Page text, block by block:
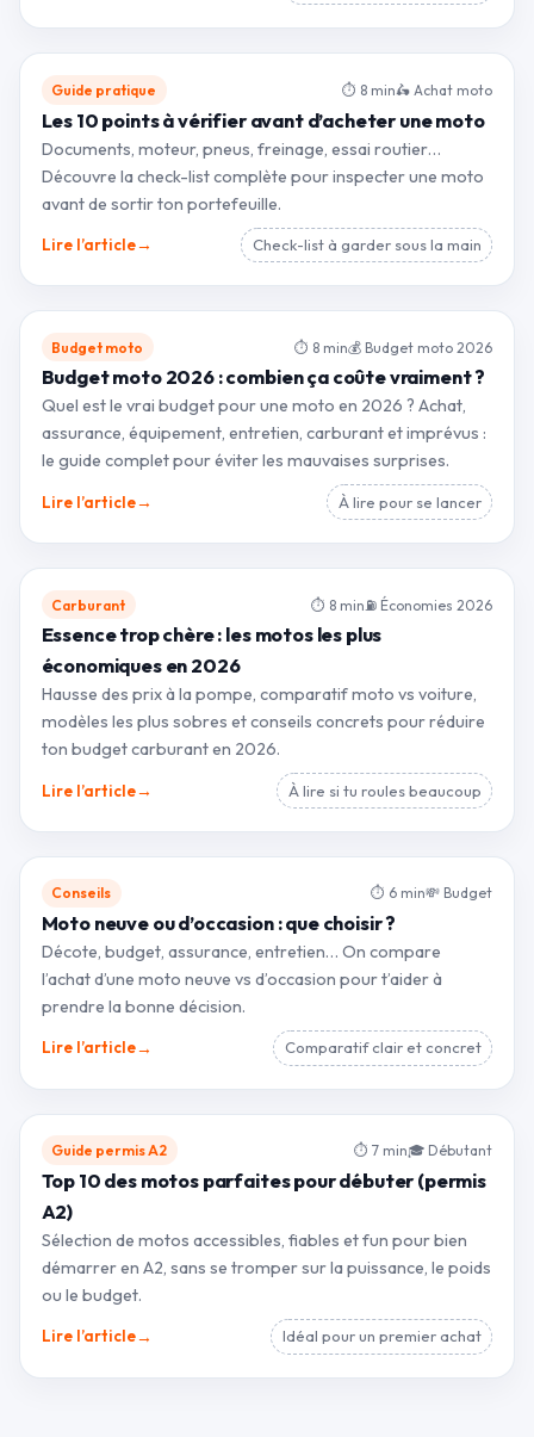
Guide pratique ⏱ 8 min🛵 Achat moto
Les 10 points à vérifier avant d’acheter une moto
Documents, moteur, pneus, freinage, essai routier…
Découvre la check-list complète pour inspecter une moto
avant de sortir ton portefeuille.
Lire l’article→ Check-list à garder sous la main
Budget moto ⏱ 8 min💰 Budget moto 2026
Budget moto 2026 : combien ça coûte vraiment ?
Quel est le vrai budget pour une moto en 2026 ? Achat,
assurance, équipement, entretien, carburant et imprévus :
le guide complet pour éviter les mauvaises surprises.
Lire l’article→ À lire pour se lancer
Carburant ⏱ 8 min ⛽ Économies 2026
Essence trop chère : les motos les plus
économiques en 2026
Hausse des prix à la pompe, comparatif moto vs voiture,
modèles les plus sobres et conseils concrets pour réduire
ton budget carburant en 2026.
Lire l’article→ À lire si tu roules beaucoup
Conseils ⏱ 6 min💸 Budget
Moto neuve ou d’occasion : que choisir ?
Décote, budget, assurance, entretien… On compare
l’achat d’une moto neuve vs d’occasion pour t’aider à
prendre la bonne décision.
Lire l’article→ Comparatif clair et concret
Guide permis A2 ⏱ 7 min🎓 Débutant
Top 10 des motos parfaites pour débuter (permis
A2)
Sélection de motos accessibles, fiables et fun pour bien
démarrer en A2, sans se tromper sur la puissance, le poids
ou le budget.
Lire l’article→ Idéal pour un premier achat